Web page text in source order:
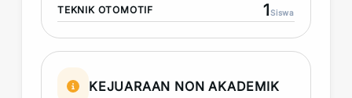
TEKNIK OTOMOTIF 1Siswa
KEJUARAAN NON AKADEMIK